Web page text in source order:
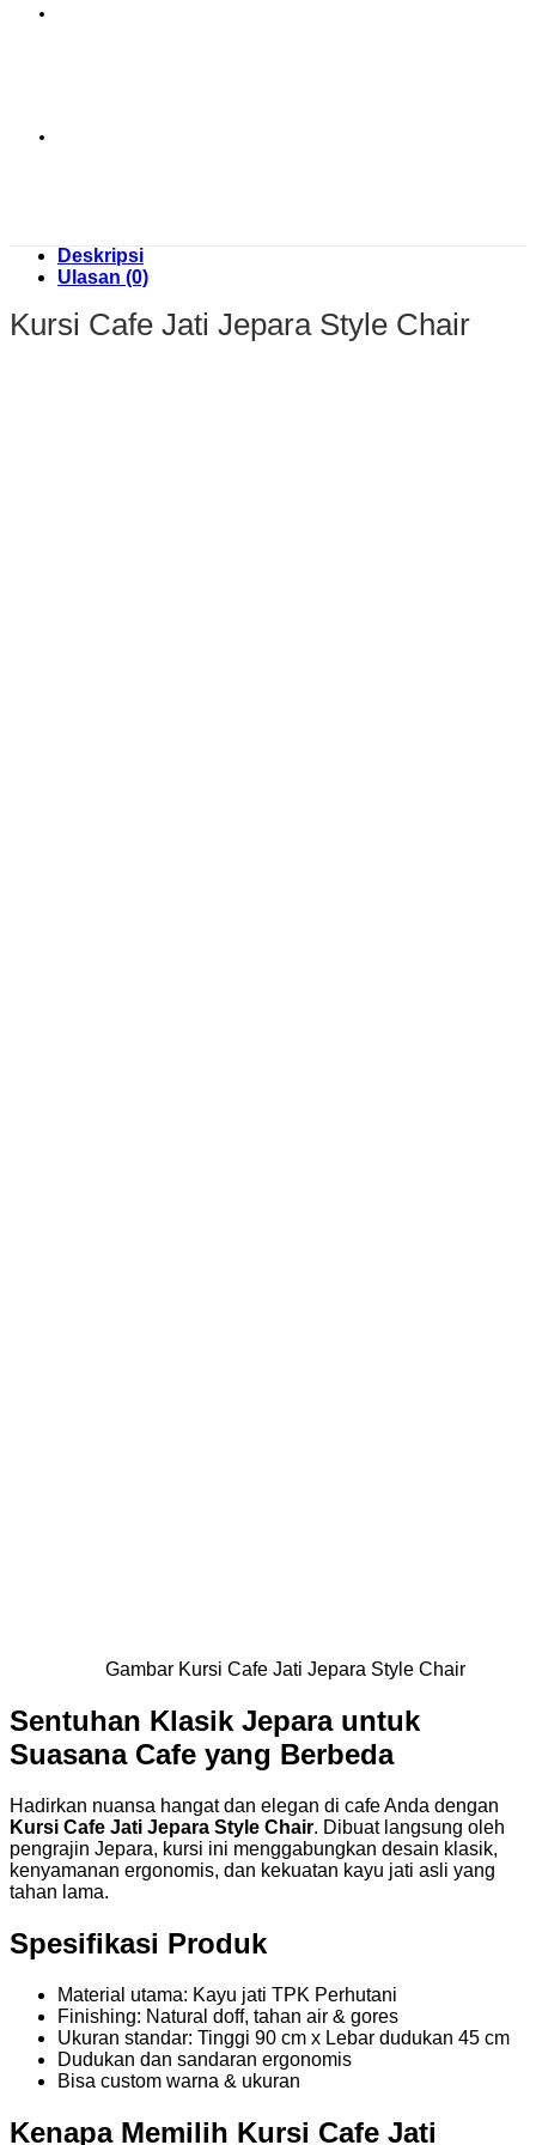
Deskripsi
Ulasan (0)
Kursi Cafe Jati Jepara Style Chair
Gambar Kursi Cafe Jati Jepara Style Chair
Sentuhan Klasik Jepara untuk
Suasana Cafe yang Berbeda
Hadirkan nuansa hangat dan elegan di cafe Anda dengan
Kursi Cafe Jati Jepara Style Chair. Dibuat langsung oleh
pengrajin Jepara, kursi ini menggabungkan desain klasik,
kenyamanan ergonomis, dan kekuatan kayu jati asli yang
tahan lama.
Spesifikasi Produk
Material utama: Kayu jati TPK Perhutani
Finishing: Natural doff, tahan air & gores
Ukuran standar: Tinggi 90 cm x Lebar dudukan 45 cm
Dudukan dan sandaran ergonomis
Bisa custom warna & ukuran
Kenapa Memilih Kursi Cafe Jati